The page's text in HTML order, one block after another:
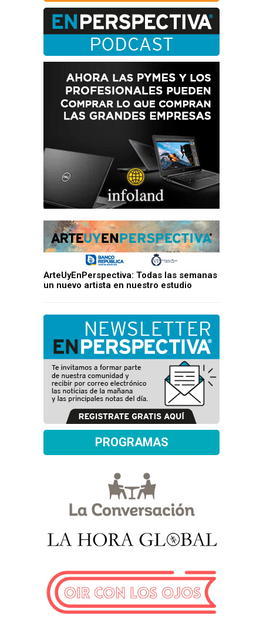
ArteUyEnPerspectiva: Todas las semanas
un nuevo artista en nuestro estudio
PROGRAMAS